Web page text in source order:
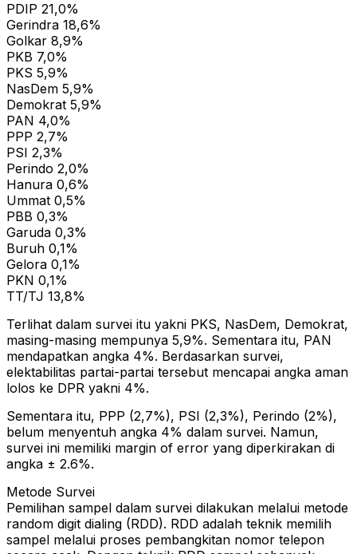
PDIP 21,0%
Gerindra 18,6%
Golkar 8,9%
PKB 7,0%
PKS 5,9%
NasDem 5,9%
Demokrat 5,9%
PAN 4,0%
PPP 2,7%
PSI 2,3%
Perindo 2,0%
Hanura 0,6%
Ummat 0,5%
PBB 0,3%
Garuda 0,3%
Buruh 0,1%
Gelora 0,1%
PKN 0,1%
TT/TJ 13,8%
Terlihat dalam survei itu yakni PKS, NasDem, Demokrat,
masing-masing mempunya 5,9%. Sementara itu, PAN
mendapatkan angka 4%. Berdasarkan survei,
elektabilitas partai-partai tersebut mencapai angka aman
lolos ke DPR yakni 4%.
Sementara itu, PPP (2,7%), PSI (2,3%), Perindo (2%),
belum menyentuh angka 4% dalam survei. Namun,
survei ini memiliki margin of error yang diperkirakan di
angka ± 2.6%.
Metode Survei
Pemilihan sampel dalam survei dilakukan melalui metode
random digit dialing (RDD). RDD adalah teknik memilih
sampel melalui proses pembangkitan nomor telepon